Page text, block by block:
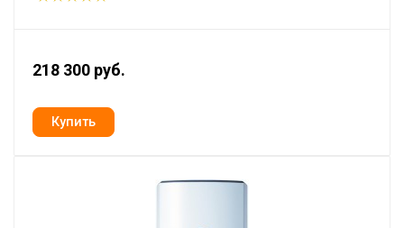
218 300 руб.